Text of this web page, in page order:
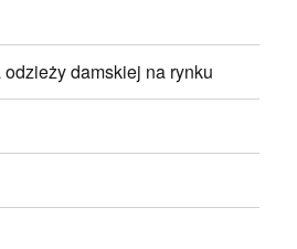
damskiej na rynku